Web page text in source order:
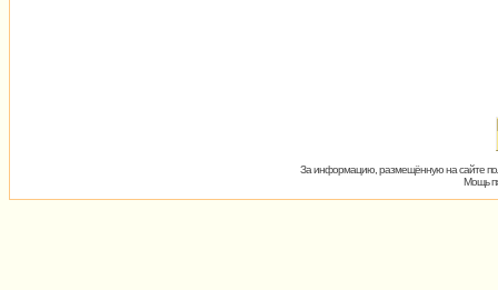
За информацию, размещённую на сайте
Мощь